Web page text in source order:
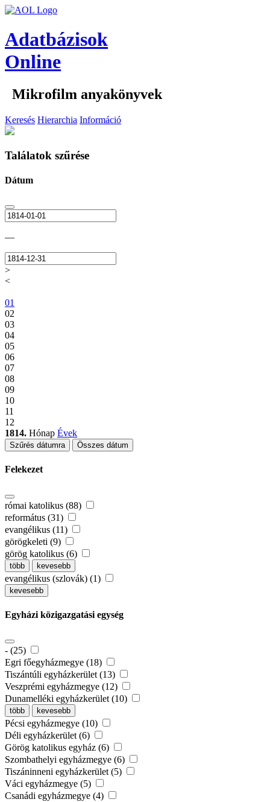
Adatbázisok
Online
Mikrofilm anyakönyvek
Keresés Hierarchia Információ
Találatok szűrése
Dátum
—
>
<
01
02
03
04
05
06
07
08
09
10
11
12
1814. Hónap Évek
Szűrés dátumra Összes dátum
Felekezet
római katolikus (88)
református (31)
evangélikus (11)
görögkeleti (9)
görög katolikus (6)
több kevesebb
evangélikus (szlovák) (1)
kevesebb
Egyházi közigazgatási egység
- (25)
Egri főegyházmegye (18)
Tiszántúli egyházkerület (13)
Veszprémi egyházmegye (12)
Dunamelléki egyházkerület (10)
több kevesebb
Pécsi egyházmegye (10)
Déli egyházkerület (6)
Görög katolikus egyház (6)
Szombathelyi egyházmegye (6)
Tiszáninneni egyházkerület (5)
Váci egyházmegye (5)
Csanádi egyházmegye (4)